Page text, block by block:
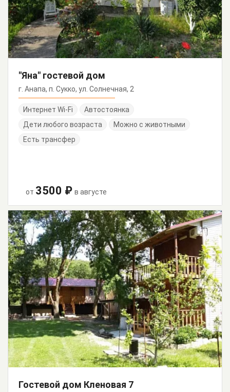
"Яна" гостевой дом
г. Анапа, п. Сукко, ул. Солнечная, 2
Интернет Wi-Fi
Автостоянка
Дети любого возраста
Можно с животными
Есть трансфер
от 3500 ₽ в августе
Гостевой дом Кленовая 7